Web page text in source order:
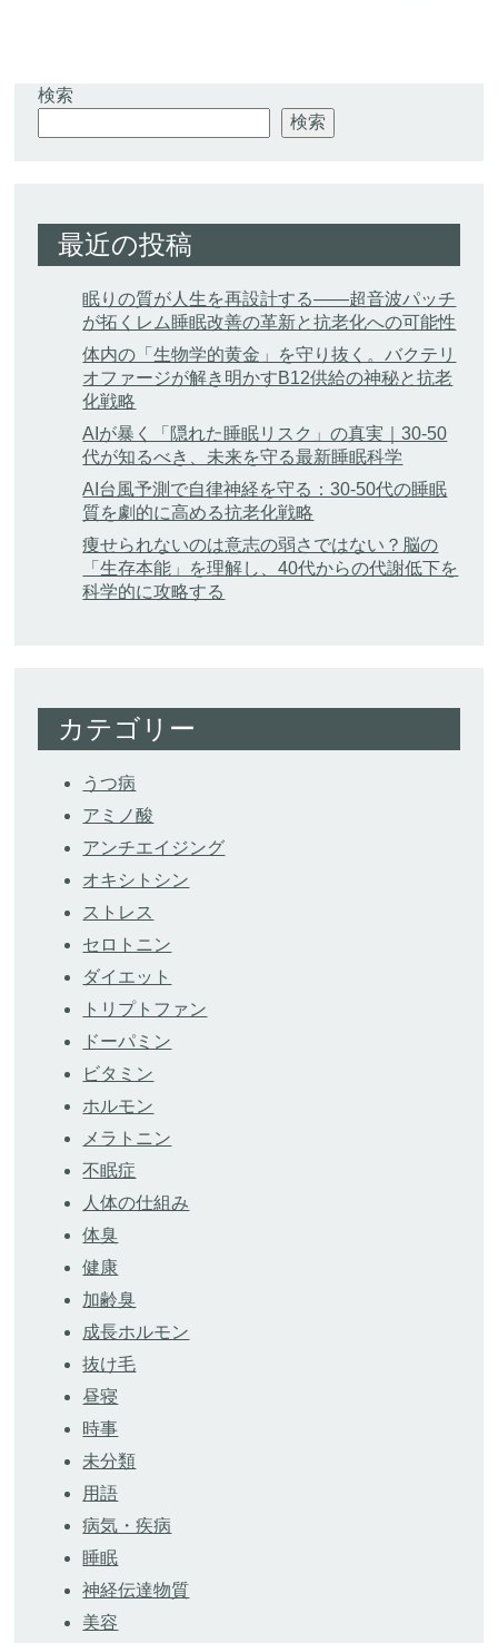
検索
検索
最近の投稿
眠りの質が人生を再設計する——超音波パッチ
が拓くレム睡眠改善の革新と抗老化への可能性
体内の「生物学的黄金」を守り抜く。バクテリ
オファージが解き明かすB12供給の神秘と抗老
化戦略
AIが暴く「隠れた睡眠リスク」の真実｜30-50
代が知るべき、未来を守る最新睡眠科学
AI台風予測で自律神経を守る：30-50代の睡眠
質を劇的に高める抗老化戦略
痩せられないのは意志の弱さではない？脳の
「生存本能」を理解し、40代からの代謝低下を
科学的に攻略する
カテゴリー
うつ病
アミノ酸
アンチエイジング
オキシトシン
ストレス
セロトニン
ダイエット
トリプトファン
ドーパミン
ビタミン
ホルモン
メラトニン
不眠症
人体の仕組み
体臭
健康
加齢臭
成長ホルモン
抜け毛
昼寝
時事
未分類
用語
病気・疾病
睡眠
神経伝達物質
美容